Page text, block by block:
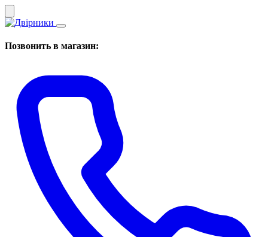
Позвонить в магазин: